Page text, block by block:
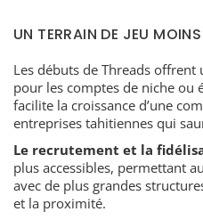
UN TERRAIN DE JEU
Les débuts de Threads offrent
pour les comptes de niche ou
facilite la croissance d’une
entreprises tahitiennes qui
Le recrutement et la
plus accessibles, permettant
avec de plus grandes
et la proximité.